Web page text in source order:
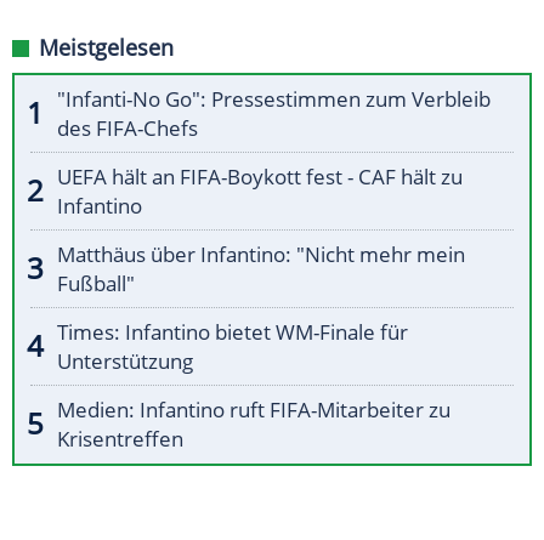
Meistgelesen
"Infanti-No Go": Pressestimmen zum Verbleib
des FIFA-Chefs
UEFA hält an FIFA-Boykott fest - CAF hält zu
Infantino
Matthäus über Infantino: "Nicht mehr mein
Fußball"
Times: Infantino bietet WM-Finale für
Unterstützung
Medien: Infantino ruft FIFA-Mitarbeiter zu
Krisentreffen